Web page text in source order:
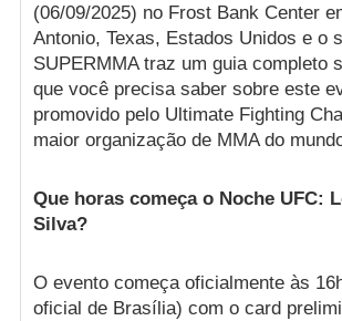
(06/09/2025) no Frost Bank Center
Antonio, Texas, Estados Unidos e o
SUPERMMA traz um guia completo
que você precisa saber sobre este
promovido pelo Ultimate Fighting
maior organização de MMA do
Que horas começa o Noche UFC:
Silva?
O evento começa oficialmente às
oficial de Brasília) com o card